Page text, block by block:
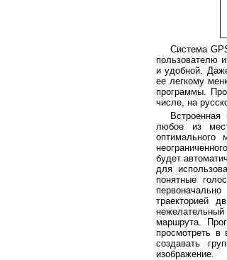
Система
пользователю
и удобной.
ее легкому
программы.
числе, на
любое из
будет
для
понятные
траекторией
маршрута.
просмотреть в
создавать
изображение.